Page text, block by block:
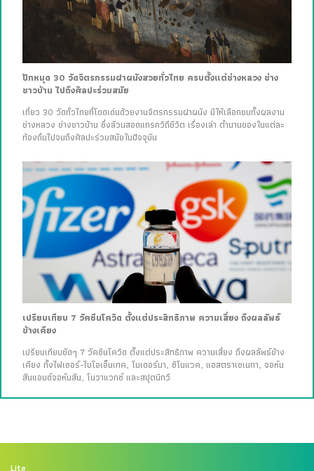
ปักหมุด 30 วัดจิตรกรรมฝาผนังสวยทั่วไทย ครบตั้งแต่ช่างหลวง ช่าง
ชาวบ้าน ไปถึงศิลปะร่วมสมัย
เที่ยว 30 วัดทั่วไทยที่โดดเด่นด้วยงานจิตรกรรมฝาผนัง มีให้เลือกชมทั้งผลงาน
ช่างหลวง ช่างชาวบ้าน ซึ่งล้วนสอดแทรกวิถีชีวิต เรื่องเล่า ตำนานของในแต่ละ
ท้องถิ่นไปจนถึงศิลปะร่วมสมัยในปัจจุบัน
เปรียบเทียบ 7 วัคซีนโควิด ตั้งแต่ประสิทธิภาพ ความเสี่ยง ถึงผลลัพธ์
ข้างเคียง
เปรียบเทียบชัดๆ 7 วัคซีนโควิด ตั้งแต่ประสิทธิภาพ ความเสี่ยง ถึงผลลัพธ์ข้าง
เคียง ทั้งไฟเซอร์-ไบโอเอ็นเทค, โมเดอร์นา, ซิโนแวค, แอสตราเซเนกา, จอห์น
สันแอนด์จอห์นสัน, โนวาแวกซ์ และสปุตนิกวี